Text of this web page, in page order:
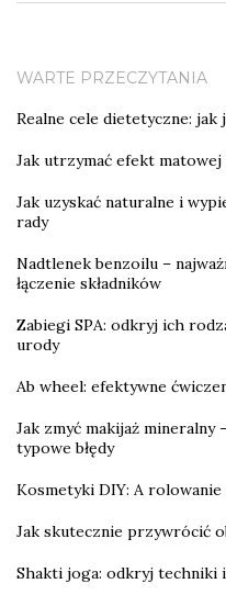
WARTE PRZECZYTANIA
Realne cele dietetyczne: jak
Jak utrzymać efekt
Jak uzyskać naturalne i
rady
Nadtlenek benzoilu –
łączenie składników
Zabiegi SPA: odkryj ich
urody
Ab wheel: efektywne
Jak zmyć makijaż
typowe błędy
Kosmetyki DIY: A rolowanie
Jak skutecznie przywrócić
Shakti joga: odkryj techniki i